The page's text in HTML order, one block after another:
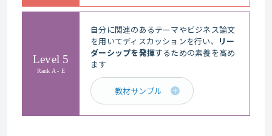
Level 5
Rank A - E
自分に関連のあるテーマやビジネス論文
を用いてディスカッションを行い、 リー
ダーシップを発揮するための素養を高め
ます
教材サンプル